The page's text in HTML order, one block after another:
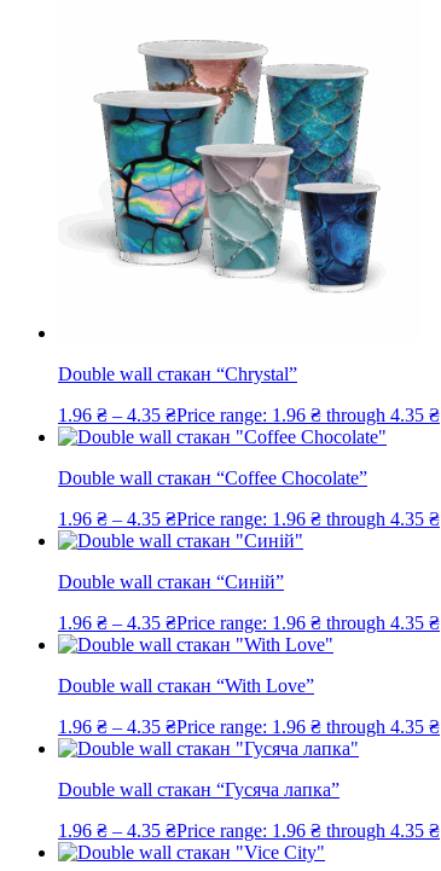
Double wall стакан “Chrystal”
1.96 ₴ – 4.35 ₴Price range: 1.96 ₴ through 4.35 ₴
Double wall стакан “Coffee Chocolate”
1.96 ₴ – 4.35 ₴Price range: 1.96 ₴ through 4.35 ₴
Double wall стакан “Синій”
1.96 ₴ – 4.35 ₴Price range: 1.96 ₴ through 4.35 ₴
Double wall стакан “With Love”
1.96 ₴ – 4.35 ₴Price range: 1.96 ₴ through 4.35 ₴
Double wall стакан “Гусяча лапка”
1.96 ₴ – 4.35 ₴Price range: 1.96 ₴ through 4.35 ₴